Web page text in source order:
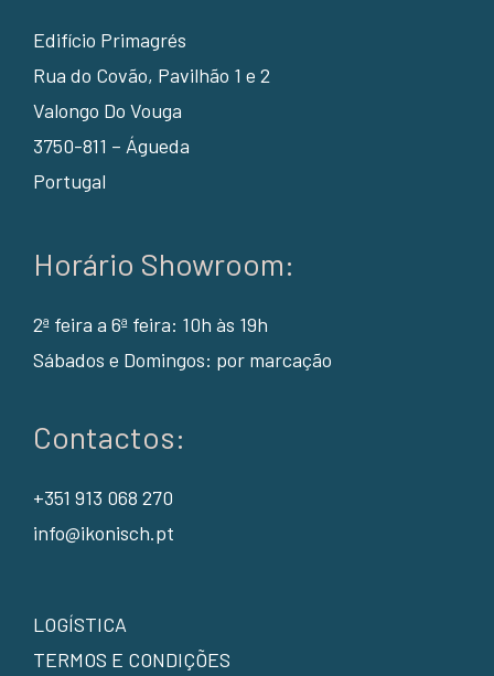
Edifício Primagrés
Rua do Covão, Pavilhão 1 e 2
Valongo Do Vouga
3750-811 – Águeda
Portugal
Horário Showroom:
2ª feira a 6ª feira: 10h às 19h
Sábados e Domingos: por marcação
Contactos:
+351 913 068 270
info@ikonisch.pt
LOGÍSTICA
TERMOS E CONDIÇÕES